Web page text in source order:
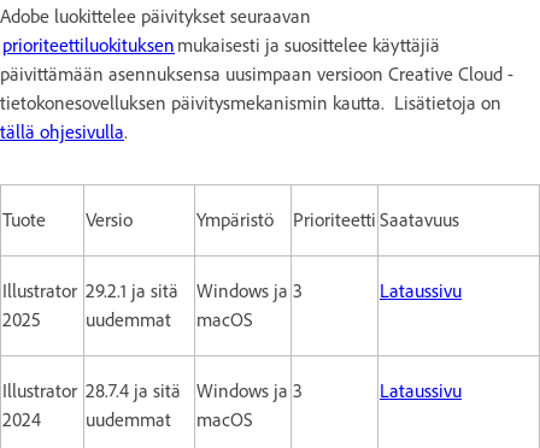
Adobe luokittelee päivitykset seuraavan
prioriteettiluokituksen mukaisesti ja suosittelee käyttäjiä
päivittämään asennuksensa uusimpaan versioon Creative Cloud -
tietokonesovelluksen päivitysmekanismin kautta. Lisätietoja on
tällä ohjesivulla.
Tuote Versio Ympäristö Prioriteetti Saatavuus
Illustrator
2025
29.2.1 ja sitä
uudemmat
Windows ja
macOS
3 Lataussivu
Illustrator
2024
28.7.4 ja sitä
uudemmat
Windows ja
macOS
3 Lataussivu